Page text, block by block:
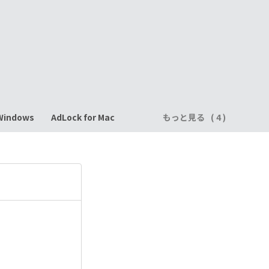
AdLock for Mac もっと見る